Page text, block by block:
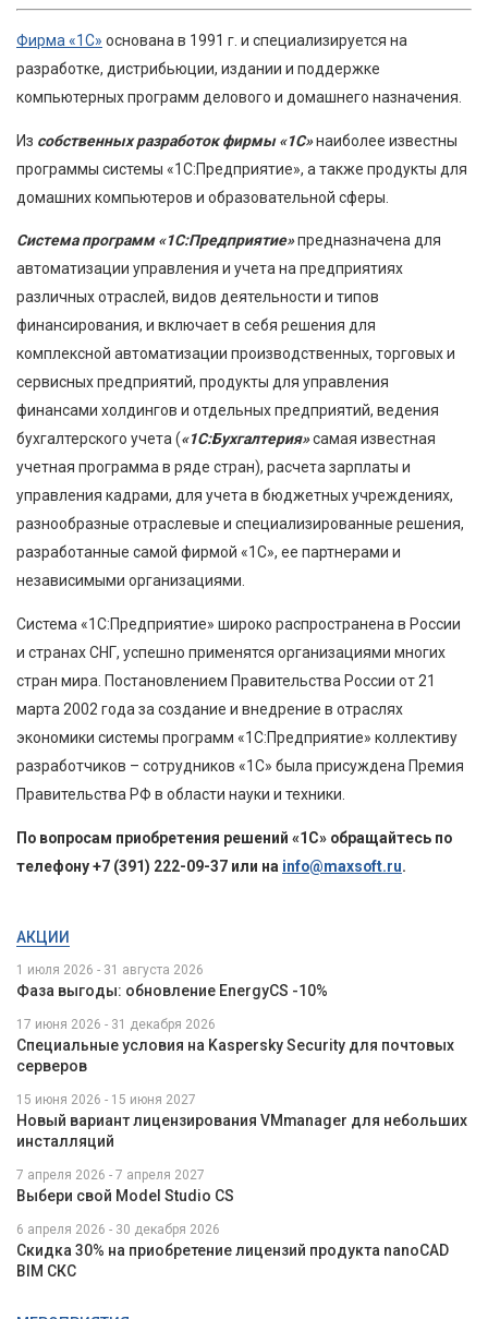
АКЦИИ
1 июля 2026 - 31 августа 2026
Фаза выгоды: обновление EnergyCS -10%
17 июня 2026 - 31 декабря 2026
Специальные условия на Kaspersky Security для почтовых
серверов
15 июня 2026 - 15 июня 2027
Новый вариант лицензирования VMmanager для небольших
инсталляций
7 апреля 2026 - 7 апреля 2027
Выбери свой Model Studio CS
6 апреля 2026 - 30 декабря 2026
Скидка 30% на приобретение лицензий продукта nanoCAD
BIM СКС
Фирма «1С» основана в 1991 г. и специализируется на
разработке, дистрибьюции, издании и поддержке
компьютерных программ делового и домашнего назначения.
Из собственных разработок фирмы «1С»наиболее известны
программы системы «1С:Предприятие», а также продукты для
домашних компьютеров и образовательной сферы.
Система программ«1С:Предприятие»предназначена для
автоматизации управления и учета на предприятиях
различных отраслей, видов деятельности и типов
финансирования, и включает в себя решения для
комплексной автоматизации производственных, торговых и
сервисных предприятий, продукты для управления
финансами холдингов и отдельных предприятий, ведения
бухгалтерского учета («1С:Бухгалтерия»самая известная
учетная программа в ряде стран), расчета зарплаты и
управления кадрами, для учета в бюджетных учреждениях,
разнообразные отраслевые и специализированные решения,
разработанные самой фирмой «1С», ее партнерами и
независимыми организациями.
Система «1С:Предприятие» широко распространена в России
и странах СНГ, успешно применятся организациями многих
стран мира. Постановлением Правительства России от 21
марта 2002 года за создание и внедрение в отраслях
экономики системы программ «1С:Предприятие» коллективу
разработчиков – сотрудников «1С» была присуждена Премия
Правительства РФ в области науки и техники.
По вопросам приобретения решений «1С» обращайтесь по
телефону +7 (391) 222-09-37 или на info@maxsoft.ru.